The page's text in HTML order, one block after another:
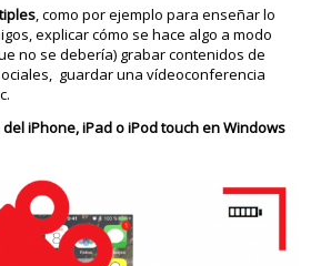
, como por ejemplo para enseñar lo
explicar cómo se hace algo a modo
no se debería) grabar contenidos de
guardar una vídeoconferencia
iPhone, iPad o iPod touch en Windows